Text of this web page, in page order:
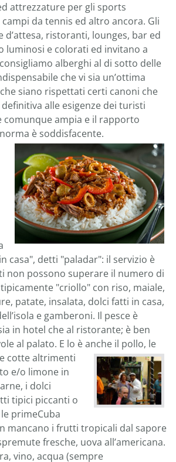
attrezzature per gli sports
da tennis ed altro ancora. Gli
d’attesa, ristoranti, lounges, bar ed
luminosi e colorati ed invitano a
alberghi al di sotto delle
che vi sia un’ottima
siano rispettati certi canoni che
alle esigenze dei turisti
comunque ampia e il rapporto
è soddisfacente.
casa", detti "paladar": il servizio è
non possono superare il numero di
"criollo" con riso, maiale,
patate, insalata, dolci fatti in casa,
e gamberoni. Il pesce è
in hotel che al ristorante; è ben
al palato. E lo è anche il pollo, le
cottealtrimenti
e/o limone in
i dolci
tipici piccanti o
primeCuba
mancano i frutti tropicali dal sapore
fresche, uova all’americana.
vino, acqua (sempre